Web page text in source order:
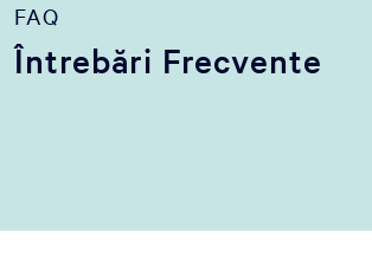
FAQ
Întrebări Frecvente